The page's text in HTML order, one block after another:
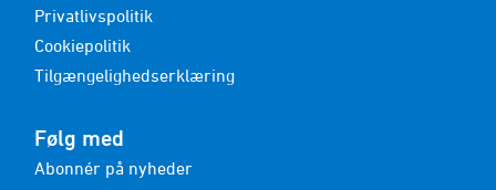
Privatlivspolitik
Cookiepolitik
Tilgængelighedserklæring
Følg med
Abonnér på nyheder